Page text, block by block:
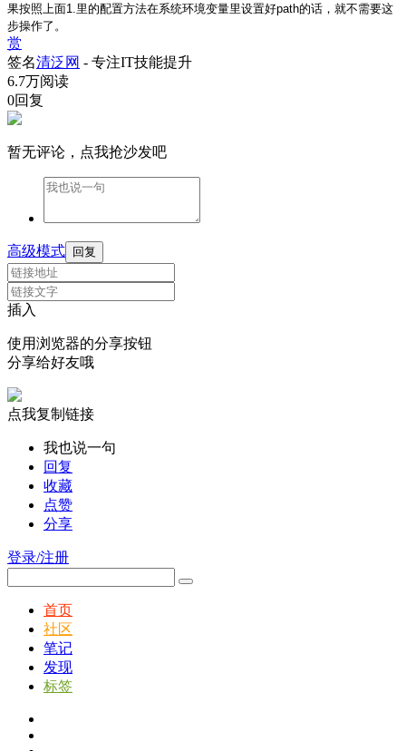
果按照上面1.里的配置方法在系统环境变量里设置好path的话，就不需要这
步操作了。
赏
签名清泛网 - 专注IT技能提升
6.7万阅读
0回复
暂无评论，点我抢沙发吧
高级模式 回复
插入
使用浏览器的分享按钮
分享给好友哦
点我复制链接
我也说一句
回复
收藏
点赞
分享
登录/注册
首页
社区
笔记
发现
标签